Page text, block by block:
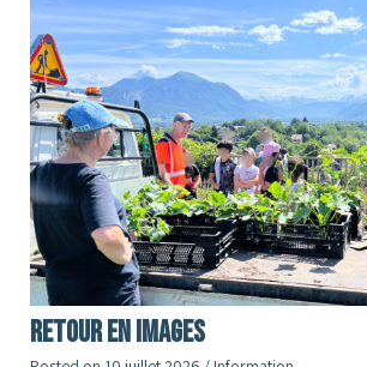
RETOUR en images